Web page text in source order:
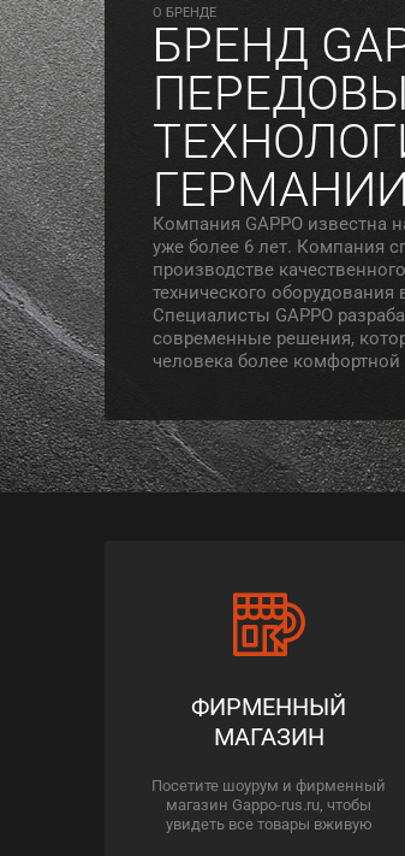
O БРЕНДЕ
БРЕНД
ГЕРМАНИИ
Компания GAPPO известна
уже более 6 лет. Компания
производстве
технического оборудования
Специалисты GAPPO
современные решения,
человека более комфортной
ФИРМЕННЫЙ
МАГАЗИН
Посетите шоурум и фирменный
магазин Gappo-rus.ru, чтобы
увидеть все товары вживую